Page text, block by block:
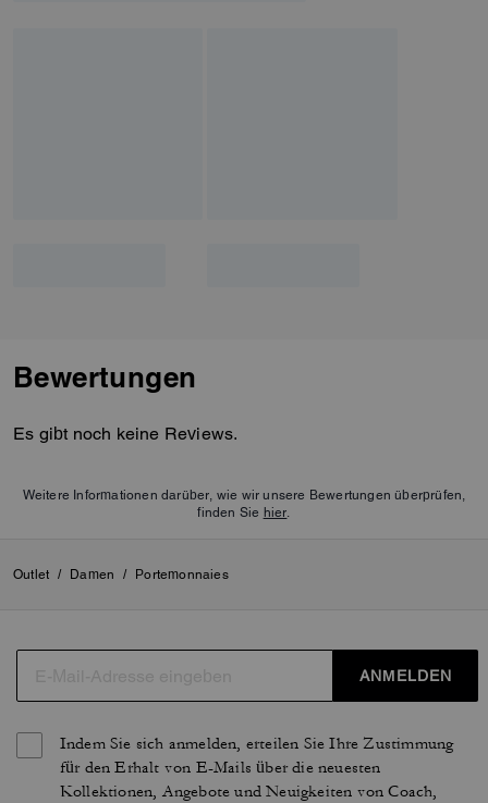
Bewertungen
Es gibt noch keine Reviews.
Weitere Informationen darüber, wie wir unsere Bewertungen überprüfen,
finden Sie hier.
Outlet / Damen / Portemonnaies
ANMELDEN
Indem Sie sich anmelden, erteilen Sie Ihre Zustimmung
für den Erhalt von E-Mails über die neuesten
Kollektionen, Angebote und Neuigkeiten von Coach,